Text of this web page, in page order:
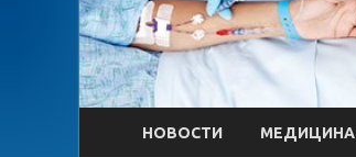
НОВОСТИ МЕДИЦИНА